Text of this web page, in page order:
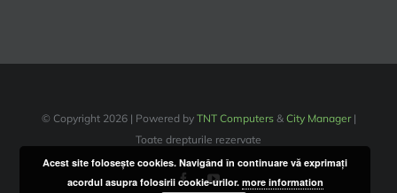
© Copyright 2026 | Powered by TNT Computers& City Manager|
Toate drepturile rezervate
FacebookYouTube
Acest site foloseşte cookies. Navigând în continuare vă exprimaţi
acordul asupra folosirii cookie-urilor. more information